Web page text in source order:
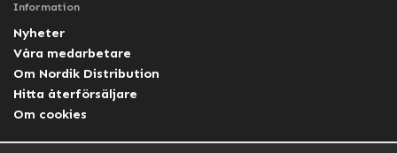
Information
Nyheter
Våra medarbetare
Om Nordik Distribution
Hitta återförsäljare
Om cookies